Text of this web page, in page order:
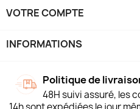
VOTRE COMPTE
INFORMATIONS
Politique de
48H suivi assuré, les